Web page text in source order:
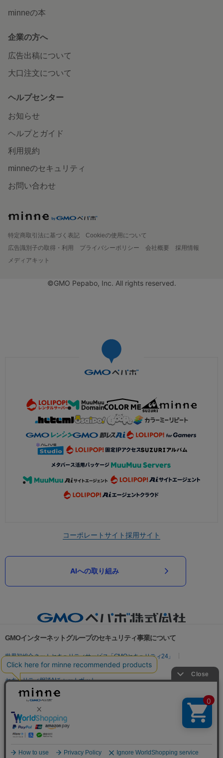
minneの本
企業の方へ
広告出稿について
大口注文について
ヘルプセンター
お知らせ
ヘルプとガイド
利用規約
minneのセキュリティ
お問い合わせ
特定商取引法に基づく表記
Cookieの使用について
広告識別子の取得・利用
プライバシーポリシー 会社概要
採用情報
メディアキット
©GMO Pepabo, Inc. All rights reserved.
コーポレートサイト採用サイト
AIへの取り組み
GMOインターネットグループのセキュリティ事業について
世界初総合ネットセキュリティサービス「GMOセキュリティ24」
パスワード漏洩診断
Webサイトリスク診断
セキュリティ相談AIチャットボット
実在証明・盗聴対策
サイバー攻撃対策（GMO Flatt Security）
セキュリティ事業の軌跡